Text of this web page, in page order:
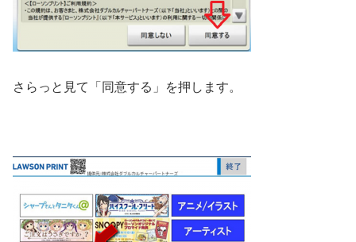
さらっと見て「同意する」を押します。